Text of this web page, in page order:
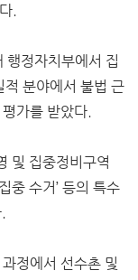
.
행정자치부에서 집
분야에서 불법 근
가를 받았다.
및 집중정비구역
중 수거’ 등의 특수
정에서 선수촌 및